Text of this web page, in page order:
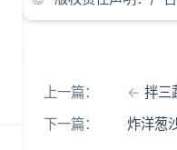
上一篇：
拌三
下一篇：
炸洋葱